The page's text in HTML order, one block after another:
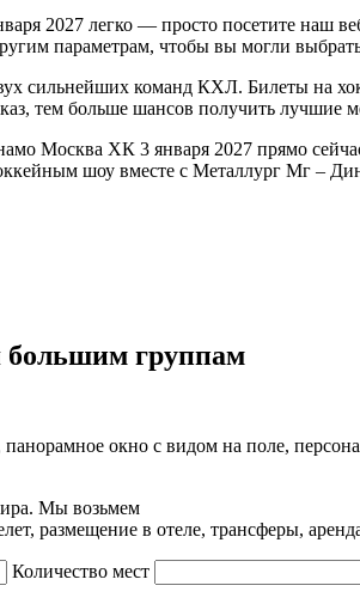
2027 легко — просто посетите наш
параметрам, чтобы вы могли
сильнейших команд КХЛ. Билеты
тем больше шансов получить лучшие
Москва ХК 3 января 2027 прямо
шоу вместе с Металлург Мг –
большим группам
окно с видом на поле,
Мы возьмем
размещение в отеле, трансферы,
Количество мест